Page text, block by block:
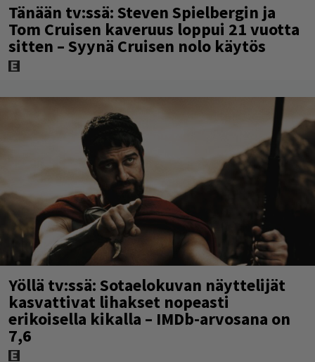
Tänään tv:ssä: Steven Spielbergin ja
Tom Cruisen kaveruus loppui 21 vuotta
sitten – Syynä Cruisen nolo käytös
Yöllä tv:ssä: Sotaelokuvan näyttelijät
kasvattivat lihakset nopeasti
erikoisella kikalla – IMDb-arvosana on
7,6